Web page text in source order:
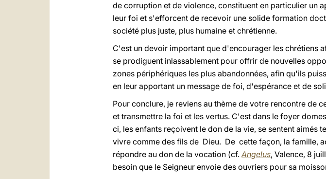
de corruption et de violence, constituent en particulier un
leur foi et s'efforcent de recevoir une solide formation
société plus juste, plus humaine et chrétienne.
C'est un devoir important que d'encourager les chrétiens
se prodiguent inlassablement pour offrir de nouvelles
zones périphériques les plus abandonnées, afin qu'ils
en leur apportant un message de foi, d'espérance et de
Pour conclure, je reviens au thème de votre rencontre de
et transmettre la foi et les vertus. C'est dans le foyer
ci, les enfants reçoivent le don de la vie, se sentent aimés
vivre comme des fils de Dieu. De cette façon, la famille,
répondre au don de la vocation (cf. Angelus, Valence, 8
besoin que le Seigneur envoie des ouvriers pour sa